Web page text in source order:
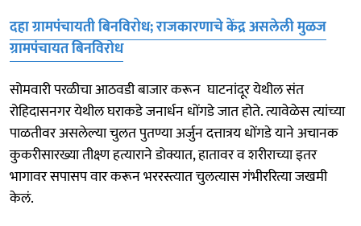
दहा ग्रामपंचायती बिनविरोध; राजकारणाचे केंद्र असलेली मुळज
ग्रामपंचायत बिनविरोध
सोमवारी परळीचा आठवडी बाजार करून घाटनांदूर येथील संत
रोहिदासनगर येथील घराकडे जनार्धन धोंगडे जात होते. त्यावेळेस त्यांच्या
पाळतीवर असलेल्या चुलत पुतण्या अर्जुन दत्तात्रय धोंगडे याने अचानक
कुकरीसारख्या तीक्ष्ण हत्याराने डोक्यात, हातावर व शरीराच्या इतर
भागावर सपासप वार करून भररस्त्यात चुलत्यास गंभीररित्या जखमी
केलं.